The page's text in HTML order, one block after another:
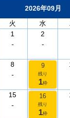
2026年09月
火 水
1
-
2
-
8
-
9
残り
1枠
15
-
16
残り
1枠